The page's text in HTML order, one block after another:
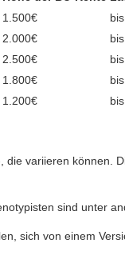
1.500€
2.000€
2.500€
1.800€
1.200€
die variieren können.
sind unter
sich von einem